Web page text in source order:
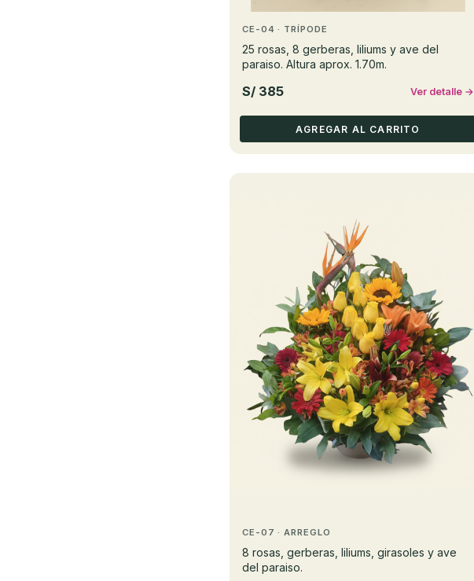
CE-04 · TRÍPODE
25 rosas, 8 gerberas, liliums y ave del
paraiso. Altura aprox. 1.70m.
S/ 385 Ver detalle →
AGREGAR AL CARRITO
CE-07 · ARREGLO
8 rosas, gerberas, liliums, girasoles y ave
del paraiso.